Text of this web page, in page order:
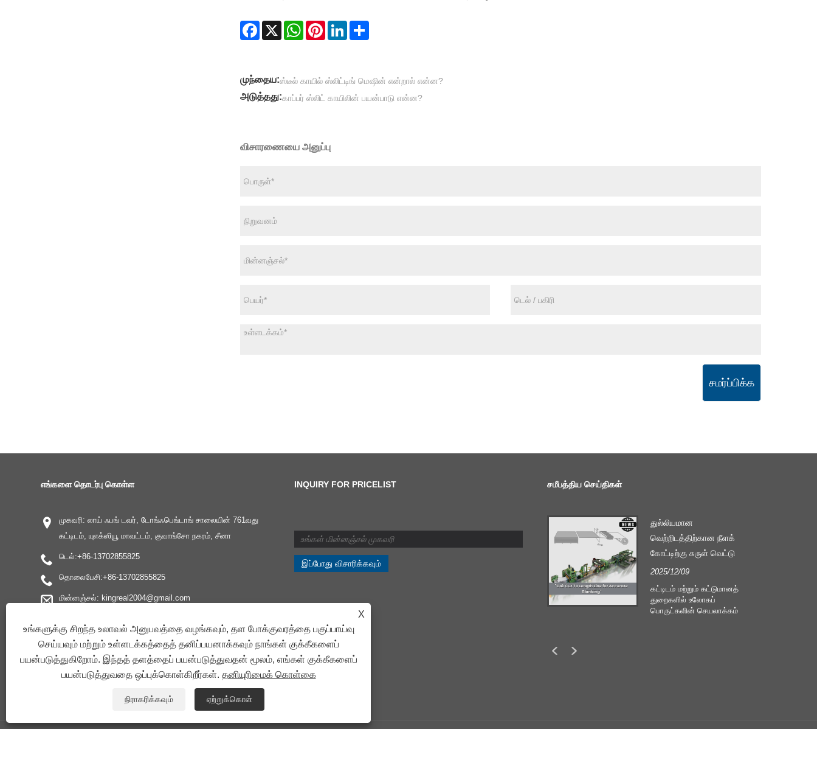
Facebook
X WhatsAppPinterestLinkedInShare
முந்தைய:ஸ்டீல் காயில் ஸ்லிட்டிங் மெஷின் என்றால் என்ன?
அடுத்தது:காப்பர் ஸ்லிட் காயிலின் பயன்பாடு என்ன?
விசாரணையை அனுப்பு
சமர்ப்பிக்க
எங்களை தொடர்பு கொள்ள
முகவரி: லாய் ஃபங் டவர், டோங்ஃபெங்டாங் சாலையின் 761வது
கட்டிடம், யுஎக்ஸியூ மாவட்டம், குவாங்சோ நகரம், சீனா
டெல்:+86-13702855825
தொலைபேசி:+86-13702855825
மின்னஞ்சல்: kingreal2004@gmail.com
INQUIRY FOR PRICELIST சமீபத்திய செய்திகள்
துல்லியமான
வெற்றிடத்திற்கான நீளக்
கோட்டிற்கு சுருள் வெட்டு
2025/12/09
கட்டிடம் மற்றும் கட்டுமானத்
துறைகளில் உலோகப்
பொருட்களின் செயலாக்கம்
செயலாக்க நுட்பங்கள்
X
உங்களுக்கு சிறந்த உலாவல் அனுபவத்தை வழங்கவும், தள போக்குவரத்தை பகுப்பாய்வு
செய்யவும் மற்றும் உள்ளடக்கத்தைத் தனிப்பயனாக்கவும் நாங்கள் குக்கீகளைப்
பயன்படுத்துகிறோம். இந்தத் தளத்தைப் பயன்படுத்துவதன் மூலம், எங்கள் குக்கீகளைப்
பயன்படுத்துவதை ஒப்புக்கொள்கிறீர்கள். தனியுரிமைக் கொள்கை
நிராகரிக்கவும் ஏற்றுக்கொள்